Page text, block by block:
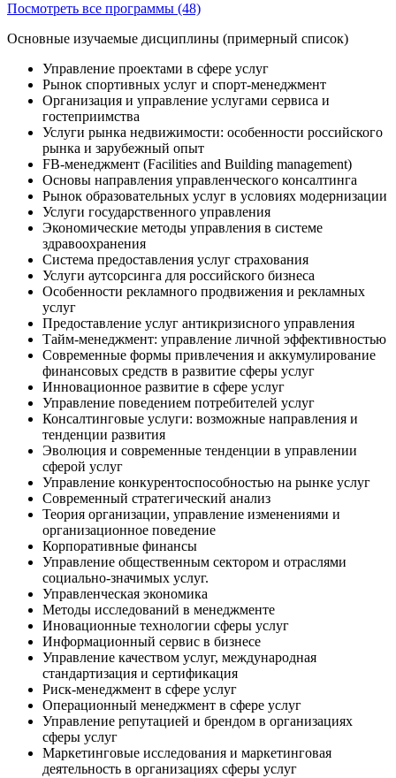
Посмотреть все программы (48)
Основные изучаемые дисциплины (примерный список)
Управление проектами в сфере услуг
Рынок спортивных услуг и спорт-менеджмент
Организация и управление услугами сервиса и
гостеприимства
Услуги рынка недвижимости: особенности российского
рынка и зарубежный опыт
FB-менеджмент (Facilities and Building management)
Основы направления управленческого консалтинга
Рынок образовательных услуг в условиях модернизации
Услуги государственного управления
Экономические методы управления в системе
здравоохранения
Система предоставления услуг страхования
Услуги аутсорсинга для российского бизнеса
Особенности рекламного продвижения и рекламных
услуг
Предоставление услуг антикризисного управления
Тайм-менеджмент: управление личной эффективностью
Современные формы привлечения и аккумулирование
финансовых средств в развитие сферы услуг
Инновационное развитие в сфере услуг
Управление поведением потребителей услуг
Консалтинговые услуги: возможные направления и
тенденции развития
Эволюция и современные тенденции в управлении
сферой услуг
Управление конкурентоспособностью на рынке услуг
Современный стратегический анализ
Теория организации, управление изменениями и
организационное поведение
Корпоративные финансы
Управление общественным сектором и отраслями
социально-значимых услуг.
Управленческая экономика
Методы исследований в менеджменте
Иновационные технологии сферы услуг
Информационный сервис в бизнесе
Управление качеством услуг, международная
стандартизация и сертификация
Риск-менеджмент в сфере услуг
Операционный менеджмент в сфере услуг
Управление репутацией и брендом в организациях
сферы услуг
Маркетинговые исследования и маркетинговая
деятельность в организациях сферы услуг